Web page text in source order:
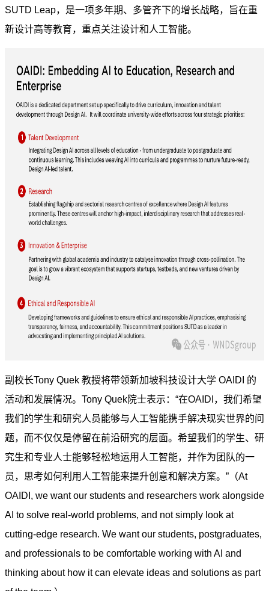
SUTD Leap，是一项多年期、多管齐下的增长战略，旨在重
新设计高等教育，重点关注设计和人工智能。
副校长Tony Quek 教授将带领新加坡科技设计大学 OAIDI 的
活动和发展情况。Tony Quek院士表示：“在OAIDI，我们希望
我们的学生和研究人员能够与人工智能携手解决现实世界的问
题，而不仅仅是停留在前沿研究的层面。希望我们的学生、研
究生和专业人士能够轻松地运用人工智能，并作为团队的一
员，思考如何利用人工智能来提升创意和解决方案。”（At
OAIDI, we want our students and researchers work alongside
AI to solve real-world problems, and not simply look at
cutting-edge research. We want our students, postgraduates,
and professionals to be comfortable working with AI and
thinking about how it can elevate ideas and solutions as part